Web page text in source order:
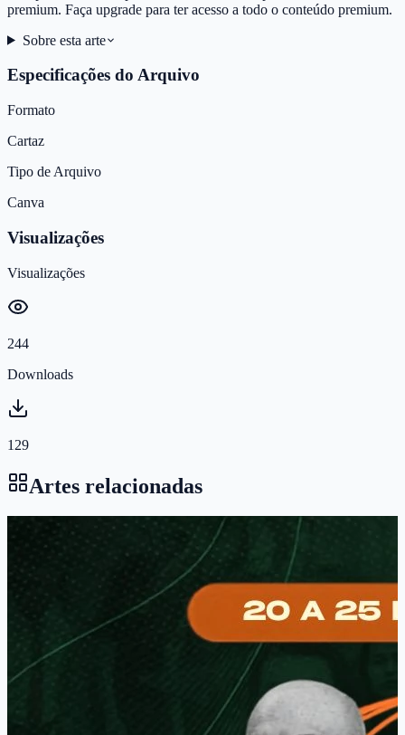
premium. Faça upgrade para ter acesso a todo o conteúdo premium.
Sobre esta arte
Especificações do Arquivo
Formato
Cartaz
Tipo de Arquivo
Canva
Visualizações
Visualizações
244
Downloads
129
Artes relacionadas